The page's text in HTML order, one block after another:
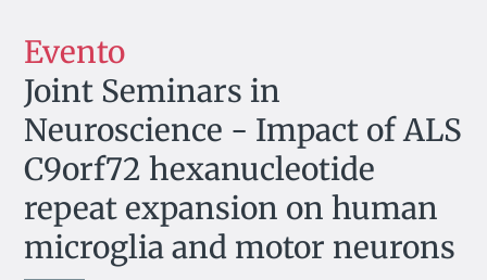
Evento
Joint Seminars in
Neuroscience - Impact of ALS
C9orf72 hexanucleotide
repeat expansion on human
microglia and motor neurons